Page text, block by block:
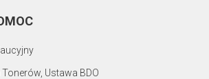
Ustawa BDO